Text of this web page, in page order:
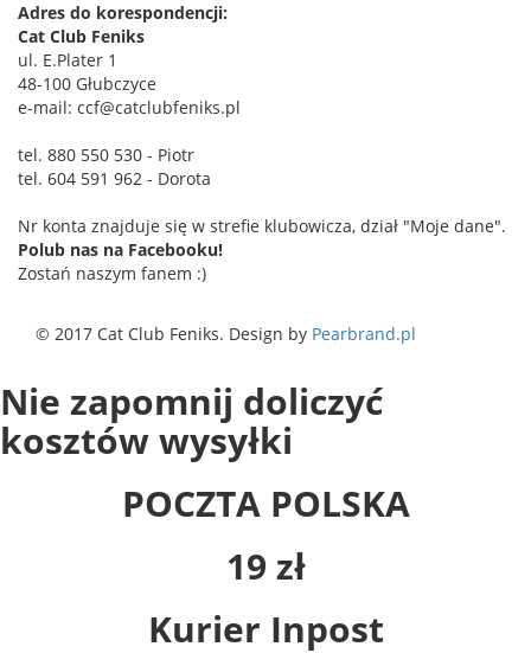
Adres do korespondencji:
Cat Club Feniks
ul. E.Plater 1
48-100 Głubczyce
e-mail: ccf@catclubfeniks.pl
tel. 880 550 530 - Piotr
tel. 604 591 962 - Dorota
Nr konta znajduje się w strefie klubowicza, dział "Moje dane".
Polub nas na Facebooku!
Zostań naszym fanem :)
© 2017 Cat Club Feniks. Design by Pearbrand.pl
Nie zapomnij doliczyć
kosztów wysyłki
POCZTA POLSKA
19 zł
Kurier Inpost